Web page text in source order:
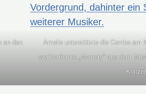
an den
Amelie unterstützte die Combo am
weltberühmte „Memory“ aus dem